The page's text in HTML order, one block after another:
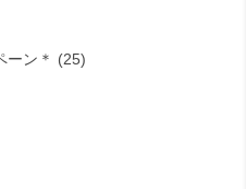
ーン＊ (25)